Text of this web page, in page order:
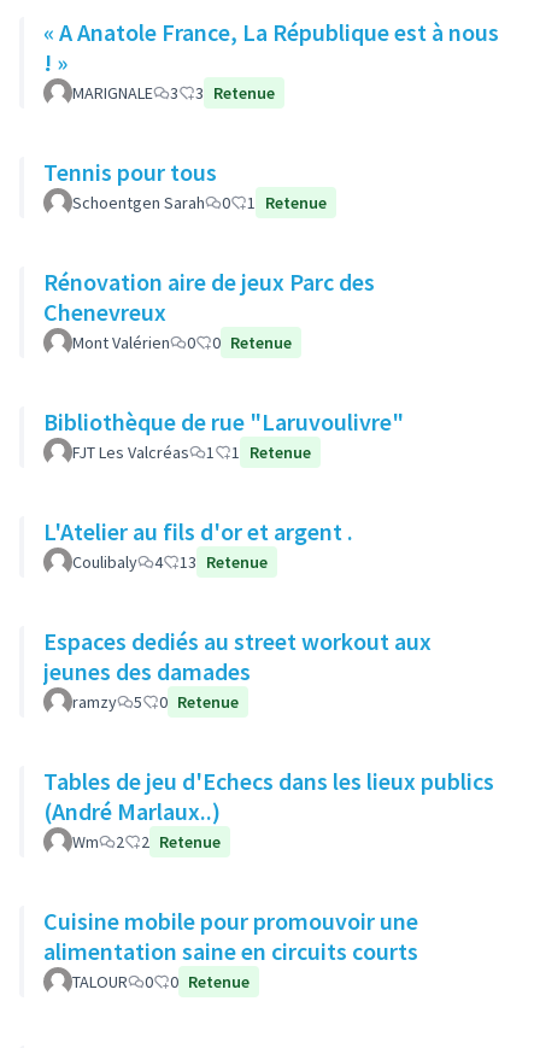
« A Anatole France, La République est à nous
! »
MARIGNALE 3 3 Retenue
Tennis pour tous
Schoentgen Sarah 0 1 Retenue
Rénovation aire de jeux Parc des
Chenevreux
Mont Valérien 0 0 Retenue
Bibliothèque de rue "Laruvoulivre"
FJT Les Valcréas 1 1 Retenue
L'Atelier au fils d'or et argent .
Coulibaly 4 13 Retenue
Espaces dediés au street workout aux
jeunes des damades
ramzy 5 0 Retenue
Tables de jeu d'Echecs dans les lieux publics
(André Marlaux..)
Wm 2 2 Retenue
Cuisine mobile pour promouvoir une
alimentation saine en circuits courts
TALOUR 0 0 Retenue